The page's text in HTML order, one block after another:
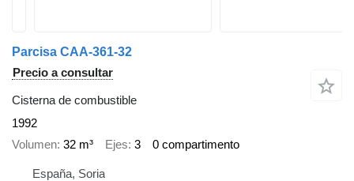
Parcisa CAA-361-32
Precio a consultar
Cisterna de combustible
1992
Volumen 32 m³ Ejes 3 0 compartimento
España, Soria